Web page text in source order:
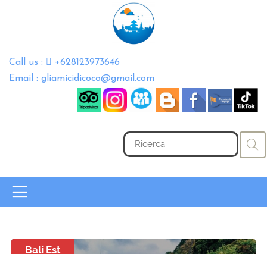
Call us :
+628123973646
Email : gliamicidicoco@gmail.com
Bali Est